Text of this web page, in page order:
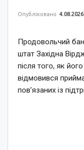
Опубліковано 4.08.2026
Продовольчий
штат Західна
після того, як
відмовився
пов’язаних із